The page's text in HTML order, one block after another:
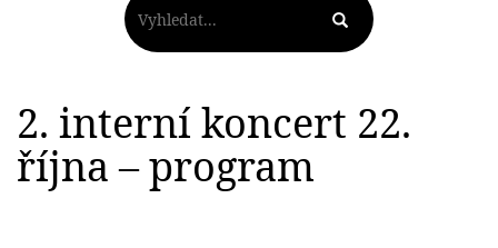
2. interní koncert 22.
října – program